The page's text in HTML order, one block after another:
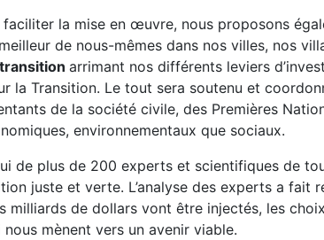
la mise en œuvre, nous proposons
de nous-mêmes dans nos villes, nos
arrimant nos différents leviers
la Transition. Le tout sera soutenu et
de la société civile, des Premières
environnementaux que sociaux.
de plus de 200 experts et scientifiques de
juste et verte. L’analyse des experts a fait
de dollars vont être injectés, les
mènent vers un avenir viable.